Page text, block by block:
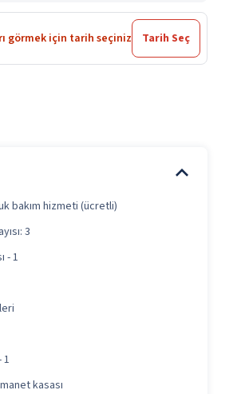
görmek için tarih seçiniz Tarih Seç
bakım hizmeti (ücretli)
3
- 1
1
kasası